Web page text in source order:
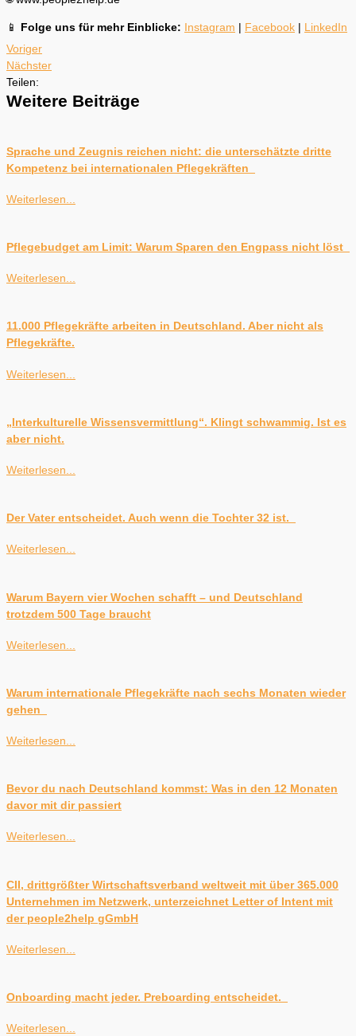
📱 Folge uns für mehr Einblicke: Instagram | Facebook | LinkedIn
Voriger
Nächster
Teilen:
Weitere Beiträge
Sprache und Zeugnis reichen nicht: die unterschätzte dritte
Kompetenz bei internationalen Pflegekräften
Weiterlesen...
Pflegebudget am Limit: Warum Sparen den Engpass nicht löst
Weiterlesen...
11.000 Pflegekräfte arbeiten in Deutschland. Aber nicht als
Pflegekräfte.
Weiterlesen...
„Interkulturelle Wissensvermittlung“. Klingt schwammig. Ist es
aber nicht.
Weiterlesen...
Der Vater entscheidet. Auch wenn die Tochter 32 ist.
Weiterlesen...
Warum Bayern vier Wochen schafft – und Deutschland
trotzdem 500 Tage braucht
Weiterlesen...
Warum internationale Pflegekräfte nach sechs Monaten wieder
gehen
Weiterlesen...
Bevor du nach Deutschland kommst: Was in den 12 Monaten
davor mit dir passiert
Weiterlesen...
CII, drittgrößter Wirtschaftsverband weltweit mit über 365.000
Unternehmen im Netzwerk, unterzeichnet Letter of Intent mit
der people2help gGmbH
Weiterlesen...
Onboarding macht jeder. Preboarding entscheidet.
Weiterlesen...